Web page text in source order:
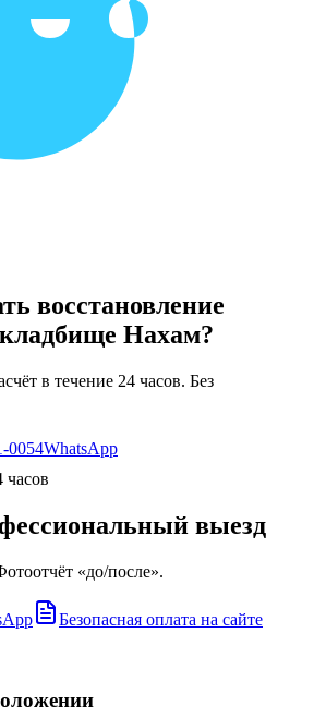
восстановление
Нахам?
в течение 24 часов. Без
0054WhatsApp
часов
выезд
«до/после».
Безопасная оплата на сайте